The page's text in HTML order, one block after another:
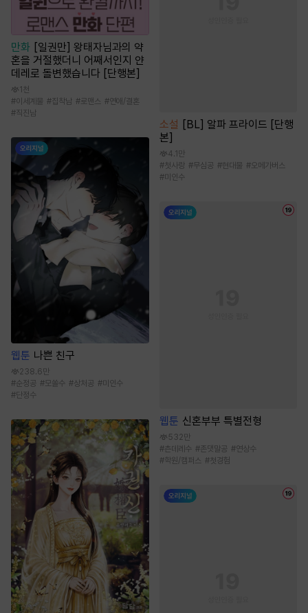
만화 [일권만] 왕태자님과의 약
혼을 거절했더니 어째서인지 얀
데레로 돌변했습니다 [단행본]
1천
#이세계물 #집착남 #로맨스 #연애/결혼
#직진남
웹툰 나쁜 친구
238.6만
#순정공 #모쏠수 #상처공 #미인수
#단정수
소설 [BL] 알파 프라이드 [단행
본]
4.1만
#첫사랑 #무심공 #현대물 #오메가버스
#미인수
웹툰 신혼부부 특별전형
532만
#츤데레수 #존댓말공 #연상수
#학원/캠퍼스 #첫경험